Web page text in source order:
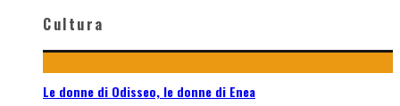
Cultura
Le donne di Odisseo, le donne di Enea